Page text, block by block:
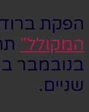
הפקת
המקולל"
בנובמבר
שניים.